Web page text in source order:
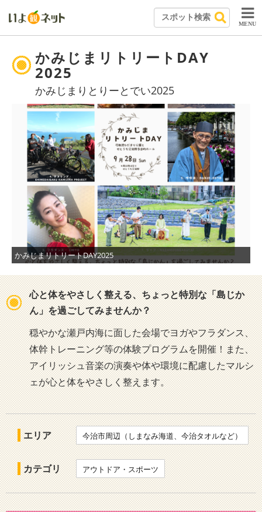
MENU
かみじまリトリートDAY
2025
かみじまりとりーとでい2025
かみじまリトリートDAY2025
心と体をやさしく整える、ちょっと特別な「島じか
ん」を過ごしてみませんか？
穏やかな瀬戸内海に面した会場でヨガやフラダンス、
体幹トレーニング等の体験プログラムを開催！また、
アイリッシュ音楽の演奏や体や環境に配慮したマルシ
ェが心と体をやさしく整えます。
エリア 今治市周辺（しまなみ海道、今治タオルなど）
カテゴリ アウトドア・スポーツ